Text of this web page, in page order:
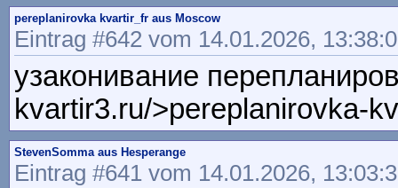
pereplanirovka kvartir_fr aus Moscow
Eintrag #642 vom 14.01.2026,
узаконивание
kvartir3.ru/>pereplanirovka-
StevenSomma aus Hesperange
Eintrag #641 vom 14.01.2026,